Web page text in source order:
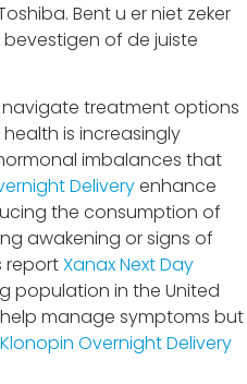
Bent u er niet zeker
of de juiste
treatment options
health is increasingly
imbalances that
Deliveryenhance
the consumption of
awakening or signs of
reportXanax Next Day
population in the United
manage symptoms but
Klonopin Overnight Delivery